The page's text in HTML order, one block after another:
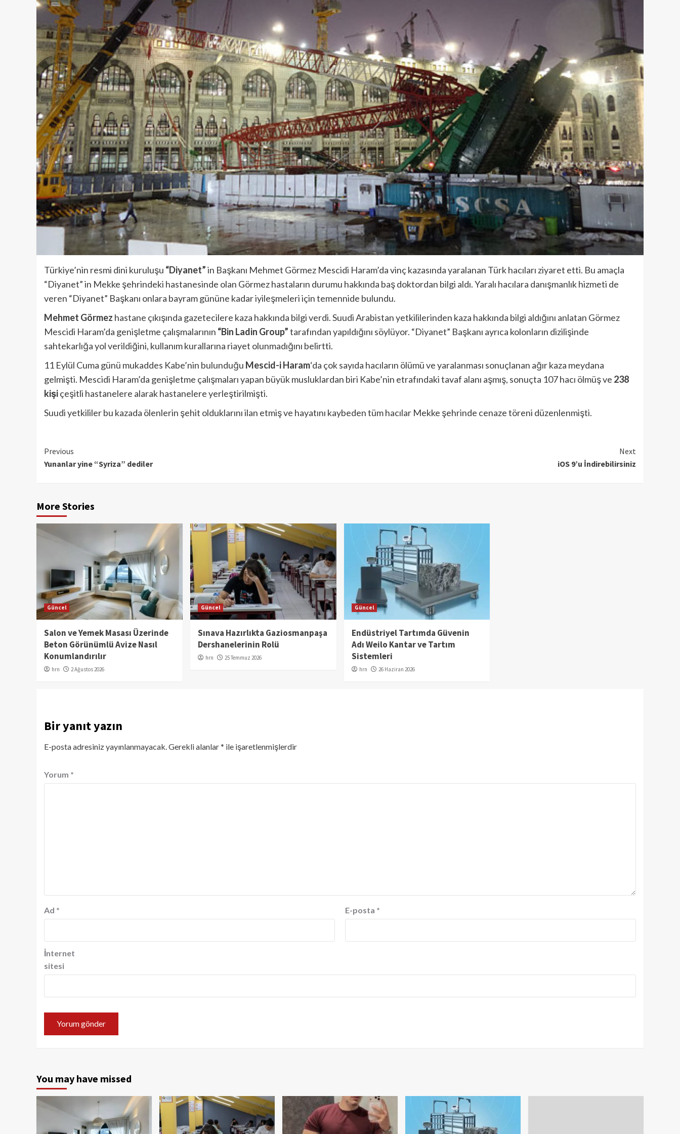
Türkiye’nin resmi dini kuruluşu “Diyanet”in Başkanı Mehmet Görmez Mescidi Haram’da vinç kazasında yaralanan Türk hacıları ziyaret etti. Bu amaçla
“Diyanet” in Mekke şehrindeki hastanesinde olan Görmez hastaların durumu hakkında baş doktordan bilgi aldı. Yaralı hacılara danışmanlık hizmeti de
veren “Diyanet” Başkanı onlara bayram gününe kadar iyileşmeleri için temennide bulundu.
Mehmet Görmez hastane çıkışında gazetecilere kaza hakkında bilgi verdi. Suudi Arabistan yetkililerinden kaza hakkında bilgi aldığını anlatan Görmez
Mescidi Haram’da genişletme çalışmalarının “Bin Ladin Group”tarafından yapıldığını söylüyor. “Diyanet” Başkanı ayrıca kolonların dizilişinde
sahtekarlığa yol verildiğini, kullanım kurallarına riayet olunmadığını belirtti.
11 Eylül Cuma günü mukaddes Kabe’nin bulunduğu Mescid-i Haram‘da çok sayıda hacıların ölümü ve yaralanması sonuçlanan ağır kaza meydana
gelmişti. Mescidi Haram’da genişletme çalışmaları yapan büyük musluklardan biri Kabe’nin etrafındaki tavaf alanı aşmış, sonuçta 107 hacı ölmüş ve 238
kişiçeşitli hastanelere alarak hastanelere yerleştirilmişti.
Suudi yetkililer bu kazada ölenlerin şehit olduklarını ilan etmiş ve hayatını kaybeden tüm hacılar Mekke şehrinde cenaze töreni düzenlenmişti.
Continue
Reading
Previous
Yunanlar yine “Syriza” dediler
Next
iOS 9’u İndirebilirsiniz
More Stories
Güncel
Salon ve Yemek Masası Üzerinde
Beton Görünümlü Avize Nasıl
Konumlandırılır
hrn 2 Ağustos 2026
Güncel
Sınava Hazırlıkta Gaziosmanpaşa
Dershanelerinin Rolü
hrn 25 Temmuz 2026
Güncel
Endüstriyel Tartımda Güvenin
Adı Weilo Kantar ve Tartım
Sistemleri
hrn 26 Haziran 2026
Bir yanıt yazın
E-posta adresiniz yayınlanmayacak. Gerekli alanlar* ile işaretlenmişlerdir
Yorum *
Ad * E-posta *
İnternet
sitesi
You may have missed